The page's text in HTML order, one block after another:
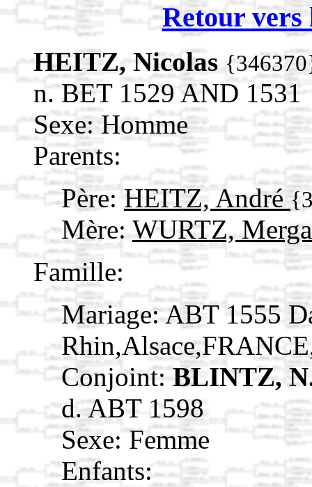
Retour vers
HEITZ, Nicolas
n. BET 1529 AND 1531
Sexe: Homme
Parents:
Père:HEITZ, André
Mère: WURTZ,
Famille:
Mariage: ABT 1555
Conjoint: BLINTZ,
d. ABT 1598
Sexe: Femme
Enfants: